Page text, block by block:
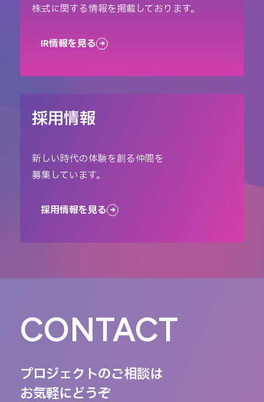
株式に関する情報を掲載しております。
IR情報を見る
採用情報
新しい時代の体験を創る仲間を
募集しています。
採用情報を見る
CONTACT
プロジェクトのご相談は
お気軽にどうぞ